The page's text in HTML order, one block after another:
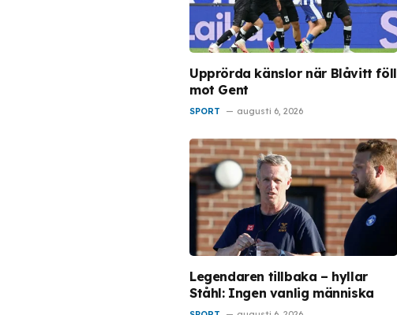
Upprörda känslor när Blåvitt föll
mot Gent
SPORT augusti 6, 2026
Legendaren tillbaka – hyllar
Ståhl: Ingen vanlig människa